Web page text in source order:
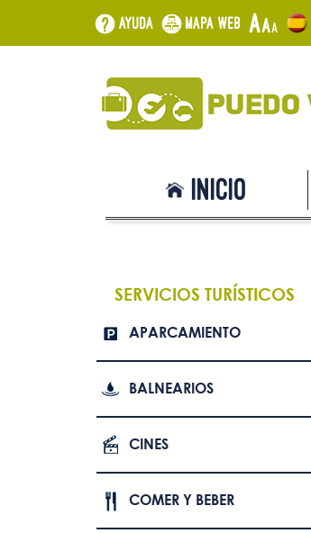
Ayuda Mapa web
Inicio
SERVICIOS TURÍSTICOS
APARCAMIENTO
BALNEARIOS
CINES
COMER Y BEBER